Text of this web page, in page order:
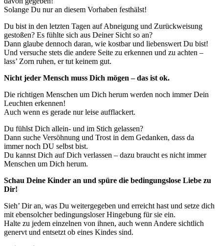
Solange Du nur an diesem Vorhaben festhälst!
Du bist in den letzten Tagen auf Abneigung und Zurückweisung
gestoßen? Es fühlte sich aus Deiner Sicht so an?
Dann glaube dennoch daran, wie kostbar und liebenswert Du bist!
Und versuche stets die andere Seite zu erkennen und zu achten –
lass’ Zorn ruhen, er tut keinem gut.
Nicht jeder Mensch muss Dich mögen – das ist ok.
Die richtigen Menschen um Dich herum werden noch immer Dein
Leuchten erkennen!
Auch wenn es gerade nur leise aufflackert.
Du fühlst Dich allein- und im Stich gelassen?
Dann suche Versöhnung und Trost in dem Gedanken, dass da
immer noch DU selbst bist.
Du kannst Dich auf Dich verlassen – dazu braucht es nicht immer
Menschen um Dich herum.
Schau Deine Kinder an und spüre die bedingungslose Liebe zu
Dir!
Sieh’ Dir an, was Du weitergegeben und erreicht hast und setze dich
mit ebensolcher bedingungsloser Hingebung für sie ein.
Halte zu jedem einzelnen von ihnen, auch wenn Andere sichtlich
genervt und entsetzt ob eines Kindes sind.